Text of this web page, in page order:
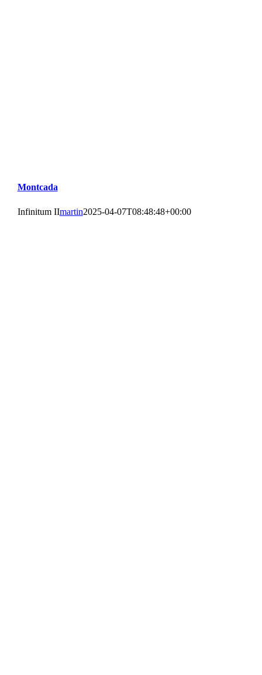
Montcada
Infinitum IImartin2025-04-07T08:48:48+00:00